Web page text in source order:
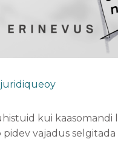
juridiqueoy
kui kaasomandi
vajadus